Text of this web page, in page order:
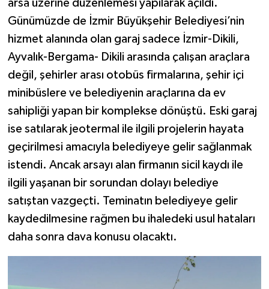
arsa üzerine düzenlemesi yapılarak açıldı.
Günümüzde de İzmir Büyükşehir Belediyesi’nin
hizmet alanında olan garaj sadece İzmir-Dikili,
Ayvalık-Bergama- Dikili arasında çalışan araçlara
değil, şehirler arası otobüs firmalarına, şehir içi
minibüslere ve belediyenin araçlarına da ev
sahipliği yapan bir komplekse dönüştü. Eski garaj
ise satılarak jeotermal ile ilgili projelerin hayata
geçirilmesi amacıyla belediyeye gelir sağlanmak
istendi. Ancak arsayı alan firmanın sicil kaydı ile
ilgili yaşanan bir sorundan dolayı belediye
satıştan vazgeçti. Teminatın belediyeye gelir
kaydedilmesine rağmen bu ihaledeki usul hataları
daha sonra dava konusu olacaktı.